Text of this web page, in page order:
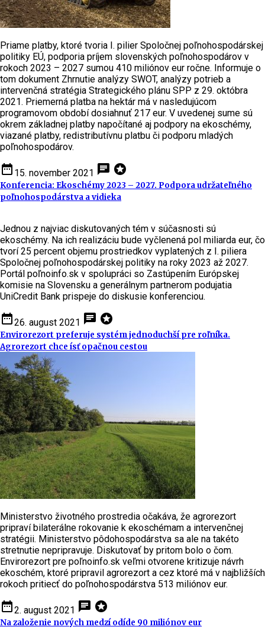
Priame platby, ktoré tvoria I. pilier Spoločnej poľnohospodárskej
politiky EÚ, podporia príjem slovenských poľnohospodárov v
rokoch 2023 – 2027 sumou 410 miliónov eur ročne. Informuje o
tom dokument Zhrnutie analýzy SWOT, analýzy potrieb a
intervenčná stratégia Strategického plánu SPP z 29. októbra
2021. Priemerná platba na hektár má v nasledujúcom
programovom období dosiahnuť 217 eur. V uvedenej sume sú
okrem základnej platby napočítané aj podpory na ekoschémy,
viazané platby, redistributívnu platbu či podporu mladých
poľnohospodárov.
date_range 15. november 2021 chat stars
Konferencia: Ekoschémy 2023 – 2027. Podpora udržateľného
poľnohospodárstva a vidieka
Jednou z najviac diskutovaných tém v súčasnosti sú
ekoschémy. Na ich realizáciu bude vyčlenená pol miliarda eur, čo
tvorí 25 percent objemu prostriedkov vyplatených z I. piliera
Spoločnej poľnohospodárskej politiky na roky 2023 až 2027.
Portál poľnoinfo.sk v spolupráci so Zastúpením Európskej
komisie na Slovensku a generálnym partnerom podujatia
UniCredit Bank prispeje do diskusie konferenciou.
date_range26. august 2021 chat stars
Envirorezort preferuje systém jednoduchší pre roľníka.
Agrorezort chce ísť opačnou cestou
Ministerstvo životného prostredia očakáva, že agrorezort
pripraví bilaterálne rokovanie k ekoschémam a intervenčnej
stratégii. Ministerstvo pôdohospodárstva sa ale na takéto
stretnutie nepripravuje. Diskutovať by pritom bolo o čom.
Envirorezort pre poľnoinfo.sk veľmi otvorene kritizuje návrh
ekoschém, ktoré pripravil agrorezort a cez ktoré má v najbližších
rokoch pritiecť do poľnohospodárstva 513 miliónov eur.
date_range2. august 2021 chat stars
Na založenie nových medzí odíde 90 miliónov eur